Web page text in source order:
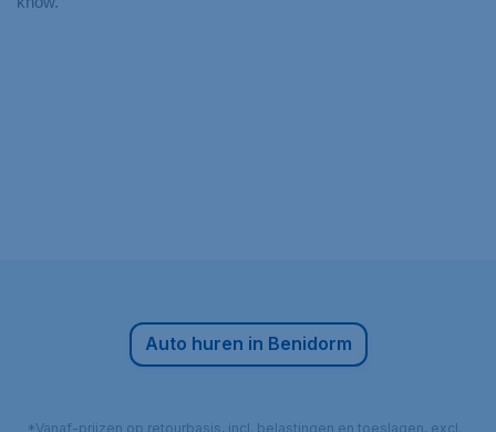
Auto huren in Benidorm
*Vanaf-prijzen op retourbasis, incl. belastingen en toeslagen, excl.